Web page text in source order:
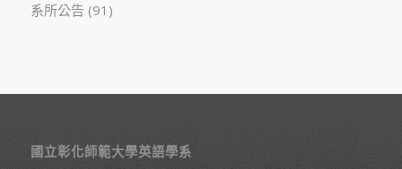
系所公告 (91)
國立彰化師範大學英語學系